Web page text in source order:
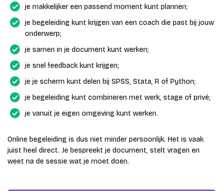
je makkelijker een passend moment kunt plannen;
je begeleiding kunt krijgen van een coach die past bij jouw
onderwerp;
je samen in je document kunt werken;
je snel feedback kunt krijgen;
je je scherm kunt delen bij SPSS, Stata, R of Python;
je begeleiding kunt combineren met werk, stage of privé;
je vanuit je eigen omgeving kunt werken.
Online begeleiding is dus niet minder persoonlijk. Het is vaak
juist heel direct. Je bespreekt je document, stelt vragen en
weet na de sessie wat je moet doen.